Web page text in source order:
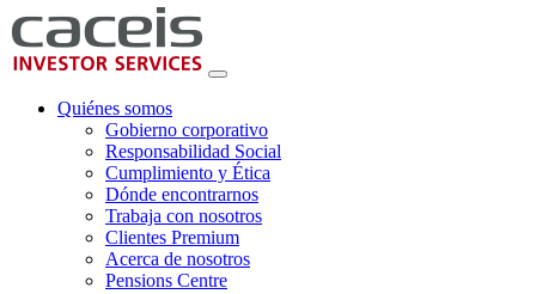
Quiénes somos
Gobierno corporativo
Responsabilidad Social
Cumplimiento y Ética
Dónde encontrarnos
Trabaja con nosotros
Clientes Premium
Acerca de nosotros
Pensions Centre